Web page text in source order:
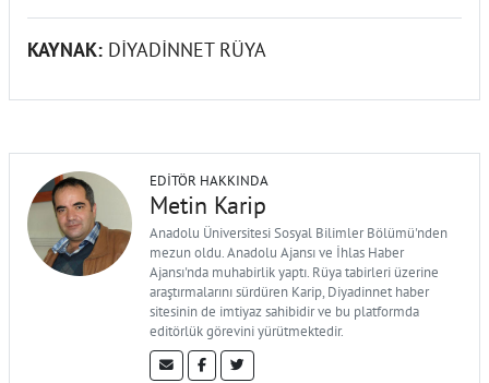
KAYNAK: DİYADİNNET RÜYA
EDITÖR HAKKINDA
Metin Karip
Anadolu Üniversitesi Sosyal Bilimler Bölümü'nden
mezun oldu. Anadolu Ajansı ve İhlas Haber
Ajansı'nda muhabirlik yaptı. Rüya tabirleri üzerine
araştırmalarını sürdüren Karip, Diyadinnet haber
sitesinin de imtiyaz sahibidir ve bu platformda
editörlük görevini yürütmektedir.